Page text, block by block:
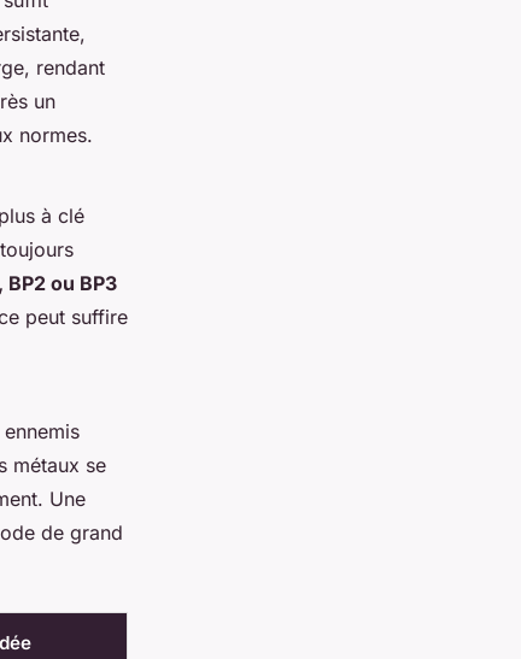
rendant
un
normes.
à clé
BP2 ou BP3
peut suffire
métaux se
Une
de grand